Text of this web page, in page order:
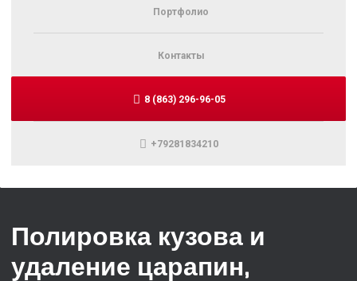
Портфолио
Контакты
8 (863) 296-96-05
+79281834210
Полировка кузова и
удаление царапин,